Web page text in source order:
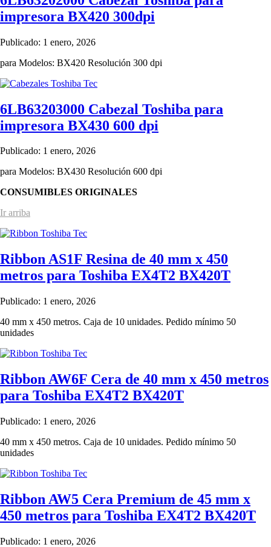
impresora BX420 300dpi
Publicado: 1 enero, 2026
para Modelos: BX420 Resolución 300 dpi
6LB63203000 Cabezal Toshiba para
impresora BX430 600 dpi
Publicado: 1 enero, 2026
para Modelos: BX430 Resolución 600 dpi
CONSUMIBLES ORIGINALES
Ir arriba
Ribbon AS1F Resina de 40 mm x 450
metros para Toshiba EX4T2 BX420T
Publicado: 1 enero, 2026
40 mm x 450 metros. Caja de 10 unidades. Pedido mínimo 50
unidades
Ribbon AW6F Cera de 40 mm x 450 metros
para Toshiba EX4T2 BX420T
Publicado: 1 enero, 2026
40 mm x 450 metros. Caja de 10 unidades. Pedido mínimo 50
unidades
Ribbon AW5 Cera Premium de 45 mm x
450 metros para Toshiba EX4T2 BX420T
Publicado: 1 enero, 2026